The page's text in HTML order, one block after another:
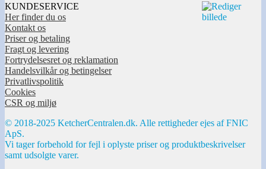
KUNDESERVICE
Her finder du os
Kontakt os
Priser og betaling
Fragt og levering
Fortrydelsesret og reklamation
Handelsvilkår og betingelser
Privatlivspolitik
Cookies
CSR og miljø
© 2018-2025 KetcherCentralen.dk. Alle rettigheder ejes af FNIC
ApS.
Vi tager forbehold for fejl i oplyste priser og produktbeskrivelser
samt udsolgte varer.